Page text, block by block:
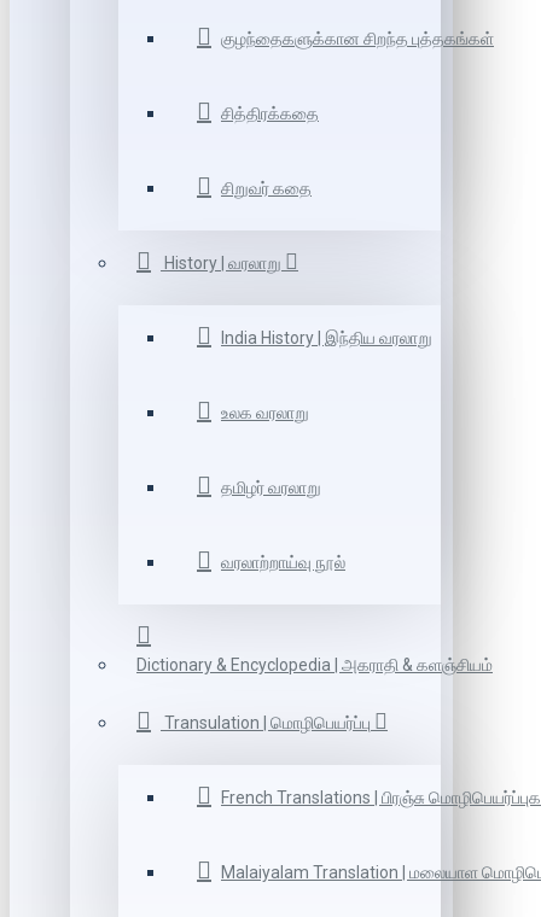
குழந்தைகளுக்கான சிறந்த புத்தகங்கள்
சித்திரக்கதை
சிறுவர் கதை
History | வரலாறு
India History | இந்திய வரலாறு
உலக வரலாறு
தமிழர் வரலாறு
வரலாற்றாய்வு நூல்
Dictionary & Encyclopedia | அகராதி & களஞ்சியம்
Transulation | மொழிபெயர்ப்பு
French Translations | பிரஞ்சு
Malaiyalam Translation | மலையாள